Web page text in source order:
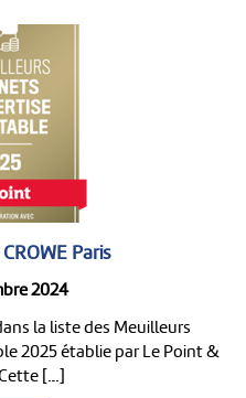
Paris
2024
la liste des Meuilleurs
2025 établie par Le Point &
[…]